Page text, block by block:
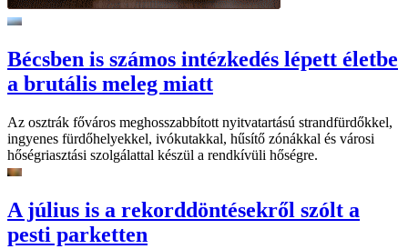
Bécsben is számos intézkedés lépett életbe
a brutális meleg miatt
Az osztrák főváros meghosszabbított nyitvatartású strandfürdőkkel,
ingyenes fürdőhelyekkel, ivókutakkal, hűsítő zónákkal és városi
hőségriasztási szolgálattal készül a rendkívüli hőségre.
A július is a rekorddöntésekről szólt a
pesti parketten